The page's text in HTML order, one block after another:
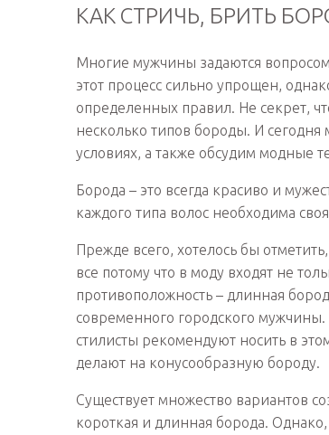
КАК СТРИЧЬ, БРИТЬ
Многие мужчины задаются
этот процесс сильно упрощен,
определенных правил. Не секрет,
несколько типов бороды. И
условиях, а также обсудим модные
Борода – это всегда красиво и
каждого типа волос необходима
Прежде всего, хотелось бы
все потому что в моду входят не
противоположность – длинная
современного городского
стилисты рекомендуют носить в
делают на конусообразную бороду.
Существует множество вариантов
короткая и длинная борода.